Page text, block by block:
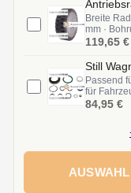
Breite
mm ·
119,65 €
Passend
für
84,95 €